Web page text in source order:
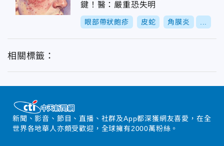
鍵！醫：嚴重恐失明
眼部帶狀皰疹 皮蛇 角膜炎
相關標籤：
新聞、影音、節目、直播、社群及App都深獲網友喜愛，在全
世界各地華人亦頗受歡迎，全球擁有2000萬粉絲。